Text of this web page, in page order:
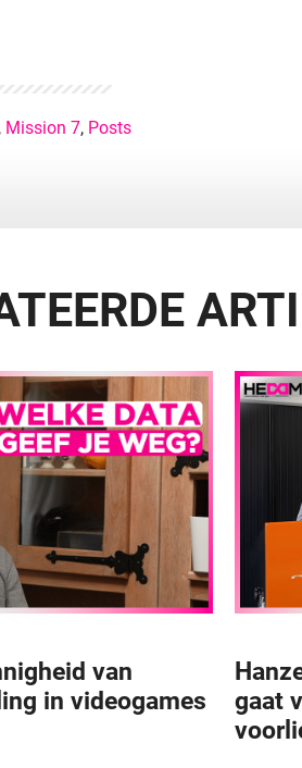
, Mission 7, Posts
van
in videogames
gaat